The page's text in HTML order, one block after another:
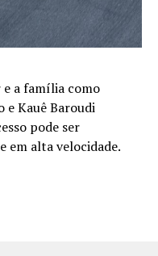
e a família como
Kauê Baroudi
pode ser
em alta velocidade.